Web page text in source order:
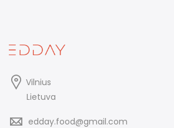
Vilnius
Lietuva
edday.food@gmail.com